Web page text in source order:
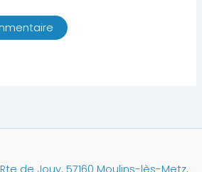
de Jouy, 57160 Moulins-lès-Metz,